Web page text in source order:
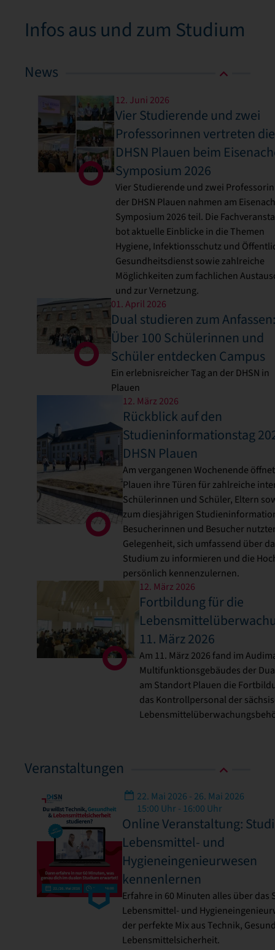
Infos aus und zum Studium
News
12. Juni 2026
Vier Studierende und zwei
Professorinnen vertreten die
DHSN Plauen beim
Symposium 2026
Vier Studierende und zwei
der DHSN Plauen nahmen am
Symposium 2026 teil. Die
bot aktuelle Einblicke in die Themen
Hygiene, Infektionsschutz und
Gesundheitsdienst sowie zahlreiche
Möglichkeiten zum fachlichen
und zur Vernetzung.
01. April 2026
Dual studieren zum Anfassen:
Über 100 Schülerinnen und
Schüler entdecken Campus
Ein erlebnisreicher Tag an der DHSN in
Plauen
12. März 2026
Rückblick auf den
Studieninformationstag
DHSN Plauen
Am vergangenen Wochenende
Plauen ihre Türen für zahlreiche
Schülerinnen und Schüler, Eltern
zum diesjährigen
Besucherinnen und Besucher
Gelegenheit, sich umfassend über
Studium zu informieren und die
persönlich kennenzulernen.
12. März 2026
Fortbildung für die
11. März 2026
Am 11. März 2026 fand im
Multifunktionsgebäudes der
am Standort Plauen die
das Kontrollpersonal der
Veranstaltungen
22. Mai 2026 - 26. Mai 2026
15:00 Uhr - 16:00 Uhr
Online Veranstaltung:
Lebensmittel- und
Hygieneingenieurwesen
kennenlernen
Erfahre in 60 Minuten alles über das
Lebensmittel- und
der perfekte Mix aus Technik,
Lebensmittelsicherheit.